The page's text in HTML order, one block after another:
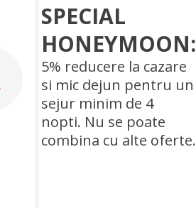
SPECIAL
HONEYMOON:
5% reducere la cazare
si mic dejun pentru un
sejur minim de 4
nopti. Nu se poate
combina cu alte oferte.